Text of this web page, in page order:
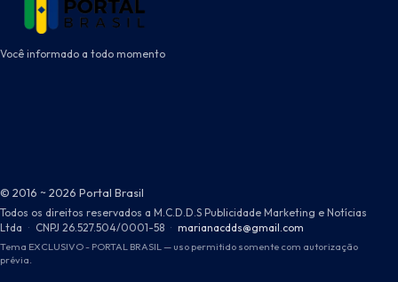
Você informado a todo momento
© 2016 ~ 2026 Portal Brasil
Todos os direitos reservados a M.C.D.D.S Publicidade Marketing e Notícias
Ltda · CNPJ 26.527.504/0001-58 · marianacdds@gmail.com
Tema EXCLUSIVO - PORTAL BRASIL — uso permitido somente com autorização
prévia.